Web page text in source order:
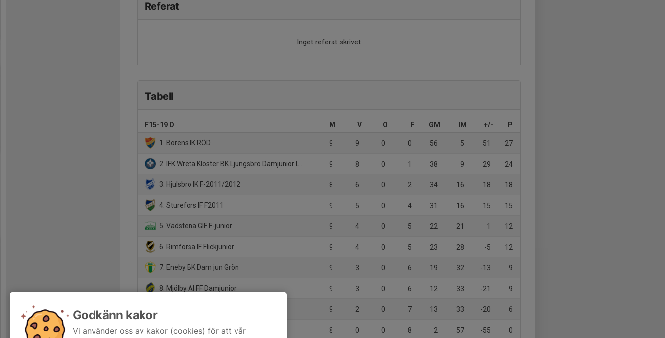
Referat
Inget referat skrivet
Tabell
F15-19 D M V O F GM IM +/- P
1. Borens IK RÖD 9 9 0 0 56 5 51 27
2. IFK Wreta Kloster BK Ljungsbro Damjunior Lag 3 9 8 0 1 38 9 29 24
3. Hjulsbro IK F-2011/2012 8 6 0 2 34 16 18 18
4. Sturefors IF F2011 9 5 0 4 31 16 15 15
5. Vadstena GIF F-junior 9 4 0 5 22 21 1 12
6. Rimforsa IF Flickjunior 9 4 0 5 23 28 -5 12
7. Eneby BK Dam jun Grön 9 3 0 6 19 32 -13 9
8. Mjölby AI FF Damjunior 9 3 0 6 12 33 -21 9
9 2 0 7 13 33 -20 6
10. BK Derby F-junior 8 0 0 8 2 57 -55 0
Godkänn kakor
Vi använder oss av kakor (cookies) för att vår